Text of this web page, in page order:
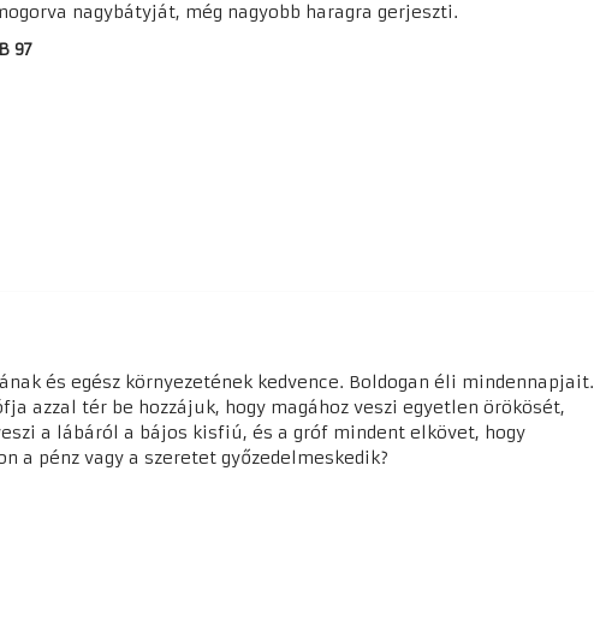
nagybátyját, még nagyobb haragra gerjeszti.
97
és egész környezetének kedvence. Boldogan éli mindennapjait.
azzal tér be hozzájuk, hogy magához veszi egyetlen örökösét,
a lábáról a bájos kisfiú, és a gróf mindent elkövet, hogy
a pénz vagy a szeretet győzedelmeskedik?